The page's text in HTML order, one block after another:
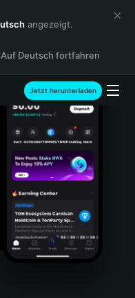
angezeigt.
Auf Deutsch fortfahren
Jetzt herunterladen